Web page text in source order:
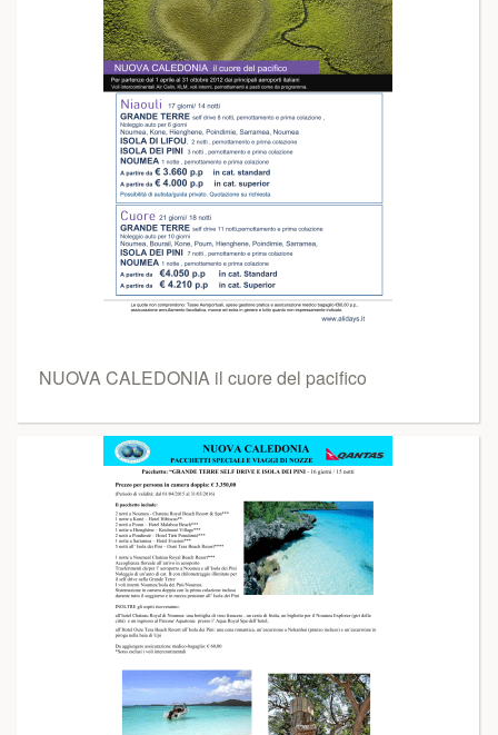
NUOVA CALEDONIA il cuore del pacifico